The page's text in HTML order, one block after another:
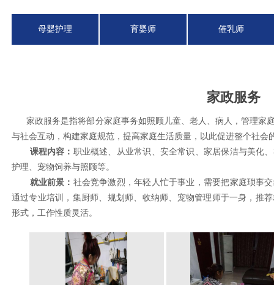
母婴护理 育婴师 催乳师
家政服务
家政服务是指将部分家庭事务如照顾儿童、老人、病人，管理家
与社会互动，构建家庭规范，提高家庭生活质量，以此促进整个社会
课程内容： 职业概述、从业常识、安全常识、家居保洁与美化
护理、宠物饲养与照顾等。
就业前景： 社会竞争激烈，年轻人忙于事业，需要把家庭琐事
通过专业培训，集厨师、规划师、收纳师、宠物管理师于一身，推
形式，工作性质灵活。